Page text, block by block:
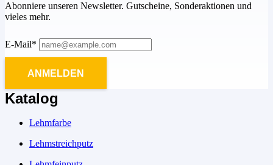
Abonniere unseren Newsletter. Gutscheine, Sonderaktionen und
vieles mehr.
E-Mail*
ANMELDEN
Katalog
Lehmfarbe
Lehmstreichputz